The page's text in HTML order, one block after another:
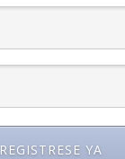
REGISTRESE YA